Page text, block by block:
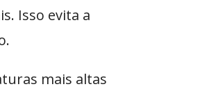
Isso evita a
mais altas